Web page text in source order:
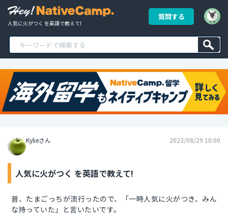
人気に火がつく を英語で教えて!
質問する
Kylieさん 2023/08/29 10:00
人気に火がつく を英語で教えて!
昔、たまごっちが流行ったので、「一時人気に火がつき、みん
な持っていた」と言いたいです。